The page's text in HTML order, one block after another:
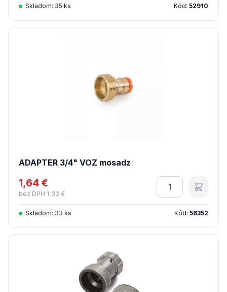
Skladom: 35 ks Kód: 52910
ADAPTER 3/4" VOZ mosadz
1,64 €
bez DPH 1,33 €
Množstvo
Skladom: 33 ks Kód: 56352